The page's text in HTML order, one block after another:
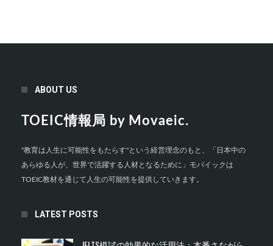
ABOUT US
TOEIC情報局 by Movaeic.
"教育は人生に可能性をもたらす"という経営理念のもと、「日本中の
あらゆる人が、世界で活躍する人材となるために」モバイックは
TOEIC教材を通じて人生の可能性を提供していきます。
LATEST POSTS